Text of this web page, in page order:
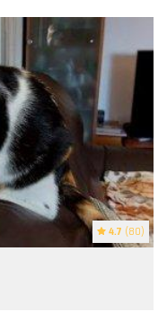
4.7 (80)